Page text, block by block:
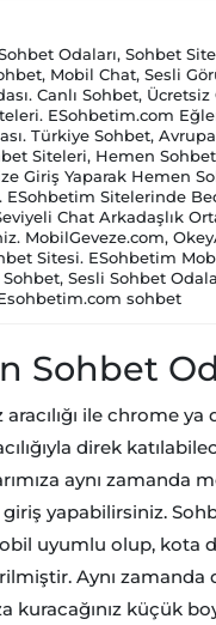
Odaları, Sohbet
Mobil Chat, Sesli
Canlı Sohbet, Ücretsiz
ESohbetim.com
Türkiye Sohbet,
Siteleri, Hemen
Giriş Yaparak Hemen
ESohbetim Sitelerinde
Chat Arkadaşlık
MobilGeveze.com,
Sitesi. ESohbetim
Sohbet, Sesli Sohbet
sohbet
Sohbet
aracılığı ile chrome ya
direk
aynı zamanda
yapabilirsiniz.
uyumlu olup, kota
Aynı zamanda
kuracağınız küçük